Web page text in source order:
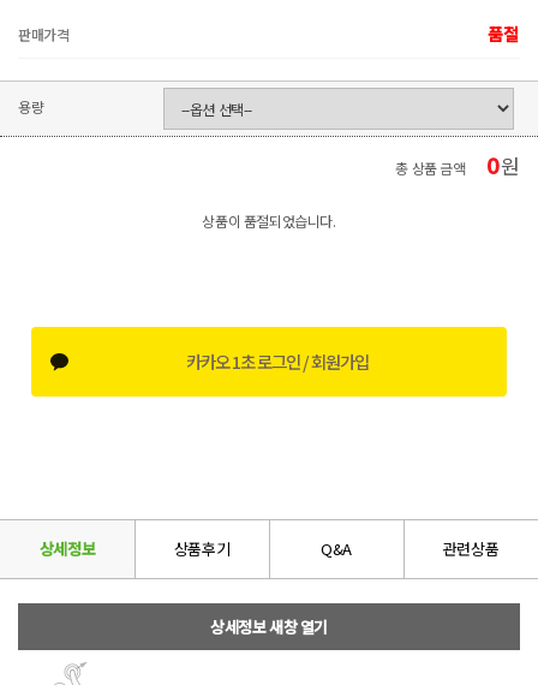
판매가격 품절
용량
총 상품 금액 0원
상품이 품절되었습니다.
카카오 1초 로그인 / 회원가입
상세정보 상품후기 Q&A 관련상품
상세정보 새창 열기